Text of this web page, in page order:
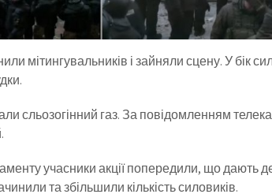
мітингувальників і зайняли сцену. У бік
сльозогінний газ. За повідомленням
учасники акції попередили, що дають
та збільшили кількість силовиків.